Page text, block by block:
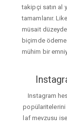
takipçi satın al
tamamlanır.
müsait
biçimde
mühim bir
Instagram
popülaritelerini
laf mevzusu